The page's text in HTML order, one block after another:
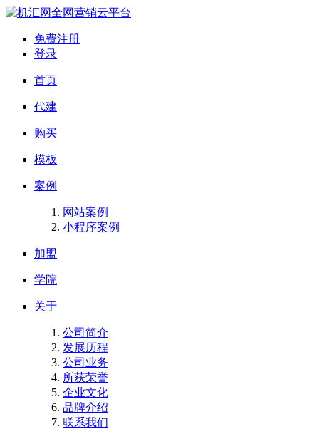
全网营销云平台
免费注册
登录
首页
代建
购买
模板
案例
网站案例
小程序案例
加盟
学院
关于
公司简介
发展历程
公司业务
所获荣誉
企业文化
品牌介绍
联系我们